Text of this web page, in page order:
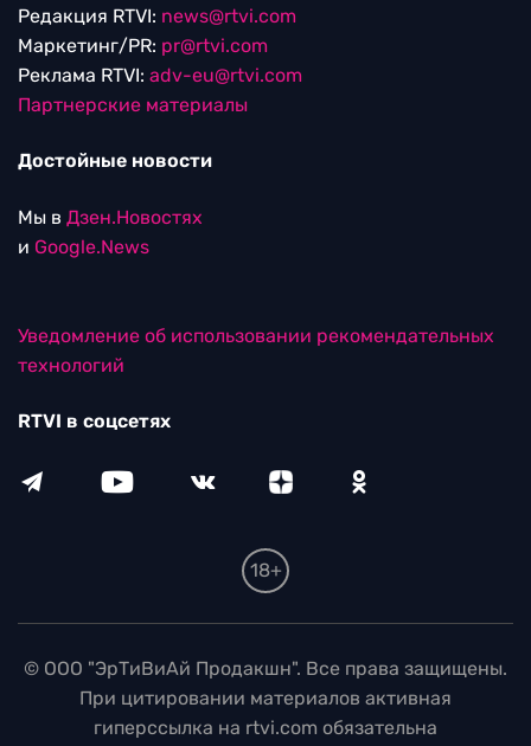
Редакция RTVI: news@rtvi.com
Маркетинг/PR: pr@rtvi.com
Реклама RTVI: adv-eu@rtvi.com
Партнерские материалы
Достойные новости
Мы в Дзен.Новостях
и Google.News
Уведомление об использовании рекомендательных
технологий
RTVI в соцсетях
18+
© ООО "ЭрТиВиАй Продакшн". Все права защищены.
При цитировании материалов активная
гиперссылка на rtvi.com обязательна